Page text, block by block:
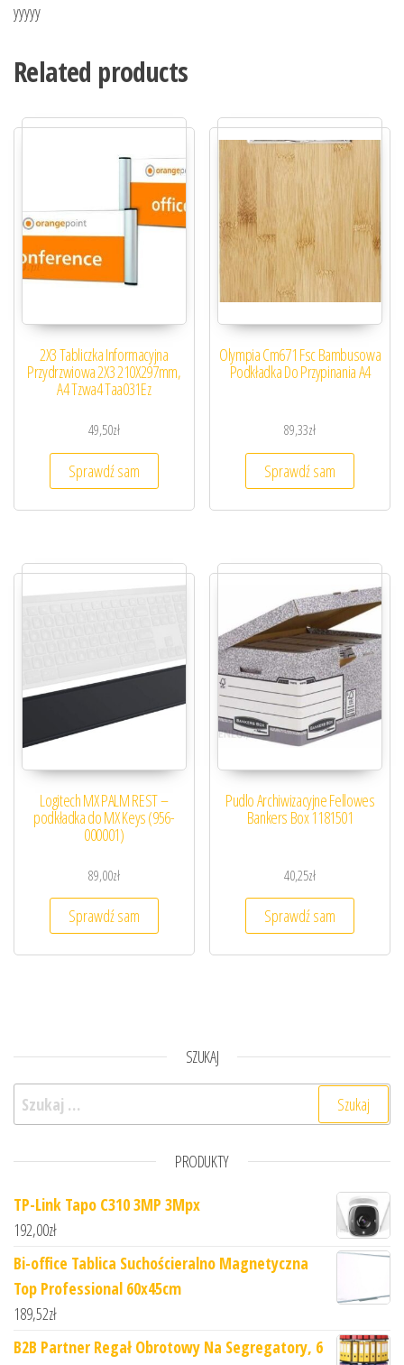
yyyyy
Related products
2X3 Tabliczka Informacyjna
Przydrzwiowa 2X3 210X297mm,
A4 Tzwa4 Taa031Ez
49,50zł
Sprawdź sam
Olympia Cm671 Fsc Bambusowa
Podkładka Do Przypinania A4
89,33zł
Sprawdź sam
Logitech MX PALM REST –
podkładka do MX Keys (956-
000001)
89,00zł
Sprawdź sam
Pudlo Archiwizacyjne Fellowes
Bankers Box 1181501
40,25zł
Sprawdź sam
SZUKAJ
Szukaj:
PRODUKTY
TP-Link Tapo C310 3MP 3Mpx
192,00zł
Bi-office Tablica Suchościeralno Magnetyczna
Top Professional 60x45cm
189,52zł
B2B Partner Regał Obrotowy Na Segregatory, 6